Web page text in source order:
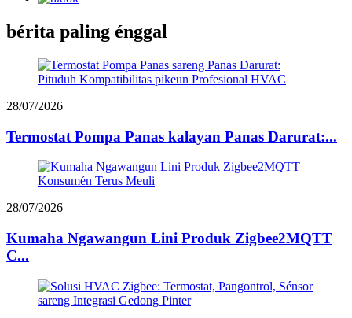
bérita paling énggal
28/07/2026
Termostat Pompa Panas kalayan Panas Darurat:...
28/07/2026
Kumaha Ngawangun Lini Produk Zigbee2MQTT
C...